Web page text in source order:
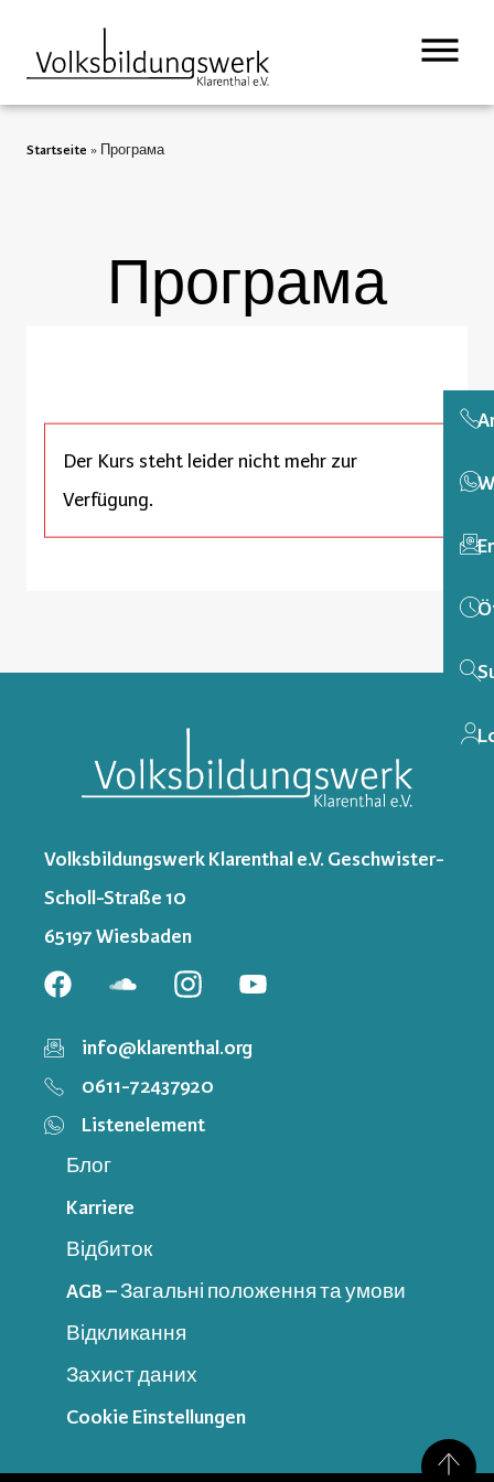
Startseite » Програма
Програма
Der Kurs steht leider nicht mehr zur
Verfügung.
Volksbildungswerk Klarenthal e.V. Geschwister-
Scholl-Straße 10
65197 Wiesbaden
info@klarenthal.org
0611-72437920
Listenelement
Блог
Karriere
Відбиток
AGB – Загальні положення та умови
Відкликання
Захист даних
Cookie Einstellungen